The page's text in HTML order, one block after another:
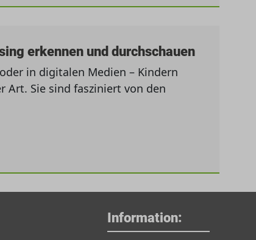
erkennen und durchschauen
in digitalen Medien – Kindern
Art. Sie sind fasziniert von den
Information: